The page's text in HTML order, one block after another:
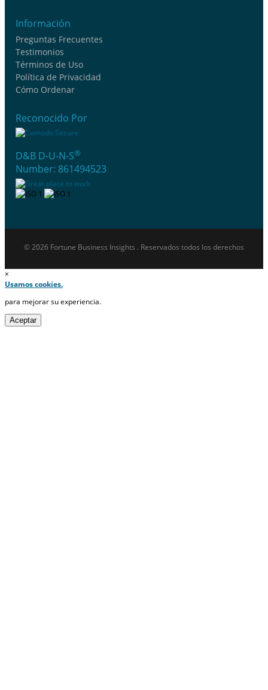
Información
Preguntas Frecuentes
Testimonios
Términos de Uso
Política de Privacidad
Cómo Ordenar
Reconocido Por
D&B D-U-N-S®
Number: 861494523
© 2026 Fortune Business Insights . Reservados todos los derechos
×
Usamos cookies.
para mejorar su experiencia.
Aceptar